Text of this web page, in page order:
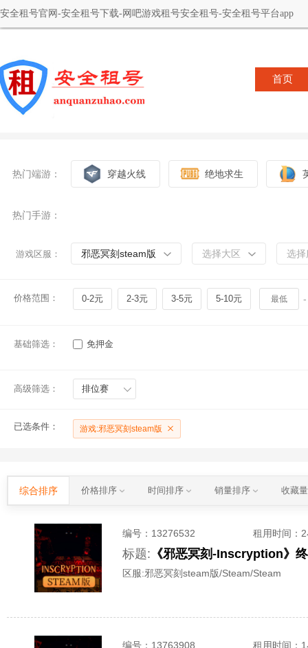
安全租号官网-安全租号下载-网吧游戏租号安全租号-安全租号平台app
首页
热门端游： 穿越火线 绝地求生
热门手游：
游戏区服： 邪恶冥刻steam版 选择大区 选择
价格范围： 0-2元 2-3元 3-5元 5-10元 -
基础筛选： 免押金
高级筛选： 排位赛
已选条件： 游戏:邪恶冥刻steam版
综合排序 价格排序 时间排序 销量排序 收藏
编号： 13276532 租用时间 ：
标题: 《邪恶冥刻-Inscryption》
区服:邪恶冥刻steam版/Steam/Steam
编号： 13763908 租用时间 ：